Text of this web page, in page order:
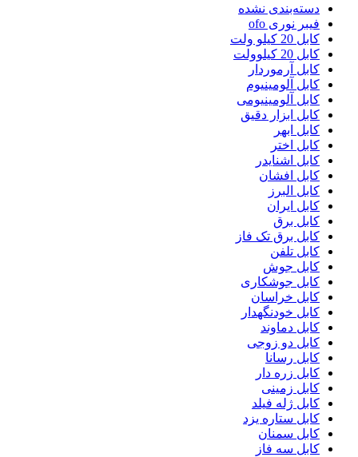
دسته‌بندی نشده
فیبر نوری ofo
کابل 20 کیلو ولت
کابل 20 کیلوولت
کابل آرموردار
کابل آلومینیوم
کابل آلومینیومی
کابل ابزار دقیق
کابل ابهر
کابل اختر
کابل اشنایدر
کابل افشان
کابل البرز
کابل ایران
کابل برق
کابل برق تک فاز
کابل تلفن
کابل جوش
کابل جوشکاری
کابل خراسان
کابل خودنگهدار
کابل دماوند
کابل دو زوجی
کابل رسانا
کابل زره دار
کابل زمینی
کابل ژله فیلد
کابل ستاره یزد
کابل سمنان
کابل سه فاز